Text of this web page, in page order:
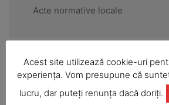
Acte normative locale
Primăria
Acest site utilizează cookie-uri
experiența. Vom presupune că
lucru, dar puteți renunța dacă doriți.